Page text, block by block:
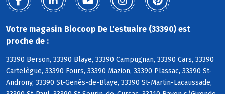
Votre magasin Biocoop De L'estuaire (33390) est
proche de :
33390 Berson, 33390 Blaye, 33390 Campugnan, 33390 Cars, 33390
Cartelègue, 33390 Fours, 33390 Mazion, 33390 Plassac, 33390 St-
Androny, 33390 St-Genès-de-Blaye, 33390 St-Martin-Lacaussade,